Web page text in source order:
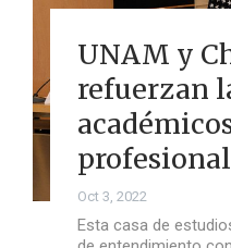
UNAM y
refuerzan
Oct 3, 2022
Esta casa de